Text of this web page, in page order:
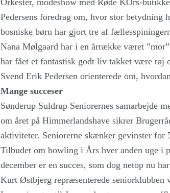
Orkester, modeshow med Røde KOrs-
Pedersens foredrag om, hvor stor
bosniske børn har gjort tre af
Nana Mølgaard har i en årrække været
har fået et fantastisk godt liv takket være tøj
Svend Erik Pedersen orienterede om,
Mange succeser
Sønderup Suldrup Seniorernes samarbejde
om året på Himmerlandshave sikrer
aktiviteter. Seniorerne skænker gevinster for
Tilbudet om bowling i Års hver anden uge i
december er en succes, som dog netop nu
Kurt Østbjerg repræsenterede seniorklubben